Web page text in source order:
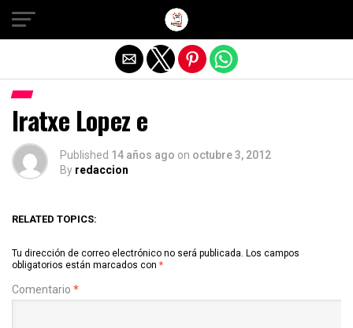
Iratxe Lopez e
Published 14 años ago on octubre 3, 2012
By redaccion
RELATED TOPICS:
Tu dirección de correo electrónico no será publicada. Los campos
obligatorios están marcados con *
Comentario *
Salir de la versión móvil